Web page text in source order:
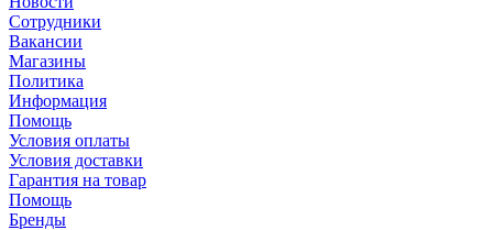
Сотрудники
Вакансии
Магазины
Политика
Информация
Помощь
Условия оплаты
Условия доставки
Гарантия на товар
Помощь
Бренды